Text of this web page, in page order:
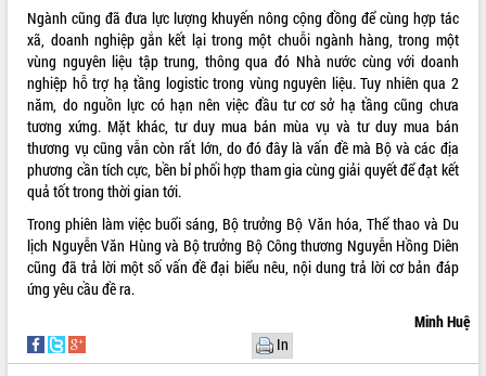
Du lịch Đắk Lắk nâng tầm trải nghiệm
du khách thông qua Hệ thống cơ sở dữ
liệu và Bản đồ số
Tập huấn ứng dụng trí tuệ nhân tạo (AI)
trong thương mại điện tử năm 2026
Đoàn đại biểu Quốc hội tỉnh Đắk Lắk
trao đổi thông tin trước Kỳ họp thứ
nhất, Quốc hội khóa XVI
Quyết liệt cải cách hành chính, khơi
thông nguồn lực phát triển
Nâng cao hiệu lực, hiệu quả HĐND
tỉnh thông qua hiện đại hóa hành chính
Xã Ea Phê gắn cải cách hành chính với
Phó Chủ tịch Thường trực UBND tỉnh
Ngành cũng đã đưa lực lượng khuyến nông cộng đồng để cùng hợp tác
xã, doanh nghiệp gắn kết lại trong một chuỗi ngành hàng, trong một
vùng nguyên liệu tập trung, thông qua đó Nhà nước cùng với doanh
nghiệp hỗ trợ hạ tầng logistic trong vùng nguyên liệu. Tuy nhiên qua 2
năm, do nguồn lực có hạn nên việc đầu tư cơ sở hạ tầng cũng chưa
tương xứng. Mặt khác, tư duy mua bán mùa vụ và tư duy mua bán
thương vụ cũng vẫn còn rất lớn, do đó đây là vấn đề mà Bộ và các địa
phương cần tích cực, bền bỉ phối hợp tham gia cùng giải quyết để đạt kết
quả tốt trong thời gian tới.
Trong phiên làm việc buổi sáng, Bộ trưởng Bộ Văn hóa, Thể thao và Du
lịch Nguyễn Văn Hùng và Bộ trưởng Bộ Công thương Nguyễn Hồng Diên
cũng đã trả lời một số vấn đề đại biểu nêu, nội dung trả lời cơ bản đáp
ứng yêu cầu đề ra.
Minh Huệ
In